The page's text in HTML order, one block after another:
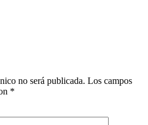
no será publicada. Los campos
*